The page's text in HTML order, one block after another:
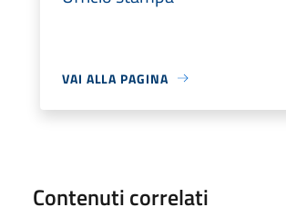
VAI ALLA PAGINA
Contenuti correlati